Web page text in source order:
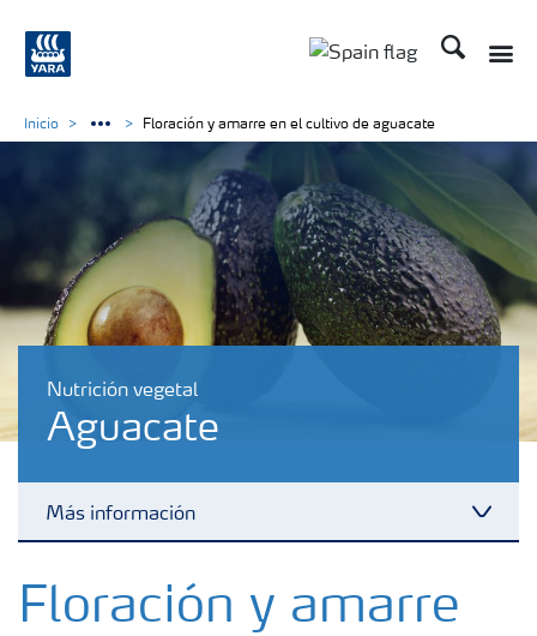
Buscar
Nutrición vegetal
Aguacate
Más información
Fertilizantes
Inicio Floración y amarre en el cultivo de aguacate
Floración y amarre